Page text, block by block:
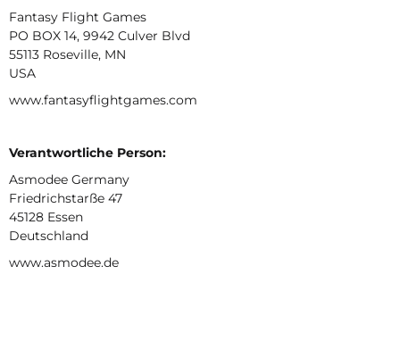
Fantasy Flight Games
PO BOX 14, 9942 Culver Blvd
55113 Roseville, MN
USA
www.fantasyflightgames.com
Verantwortliche Person:
Asmodee Germany
Friedrichstarße 47
45128 Essen
Deutschland
www.asmodee.de